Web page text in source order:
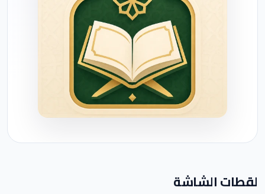
لقطات الشاشة